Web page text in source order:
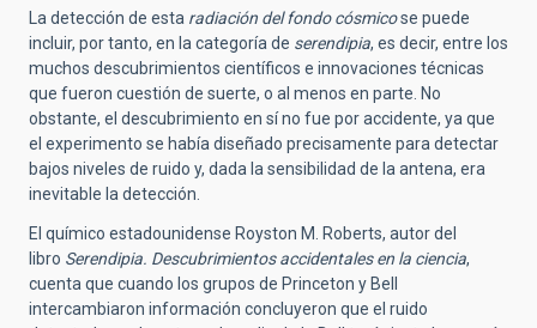
La detección de esta radiación del fondo cósmicose puede
incluir, por tanto, en la categoría de serendipia, es decir, entre los
muchos descubrimientos científicos e innovaciones técnicas
que fueron cuestión de suerte, o al menos en parte. No
obstante, el descubrimiento en sí no fue por accidente, ya que
el experimento se había diseñado precisamente para detectar
bajos niveles de ruido y, dada la sensibilidad de la antena, era
inevitable la detección.
El químico estadounidense Royston M. Roberts, autor del
libro Serendipia. Descubrimientos accidentales en la ciencia,
cuenta que cuando los grupos de Princeton y Bell
intercambiaron información concluyeron que el ruido